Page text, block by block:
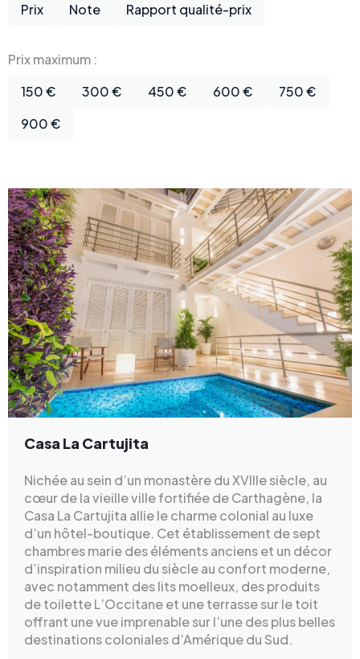
Prix
Note Rapport qualité-prix
Prix maximum :
150 €
300 € 450 € 600 €
750 €
900 €
Casa La Cartujita
Nichée au sein d’un monastère du XVIIIe siècle, au
cœur de la vieille ville fortifiée de Carthagène, la
Casa La Cartujita allie le charme colonial au luxe
d’un hôtel-boutique. Cet établissement de sept
chambres marie des éléments anciens et un décor
d’inspiration milieu du siècle au confort moderne,
avec notamment des lits moelleux, des produits
de toilette L’Occitane et une terrasse sur le toit
offrant une vue imprenable sur l’une des plus belles
destinations coloniales d’Amérique du Sud.